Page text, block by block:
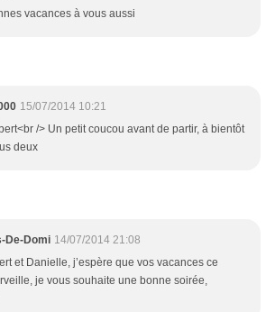
vacances à vous aussi
15/07/2014 10:21
/> Un petit coucou avant de partir, à bientôt
deux
De-Domi 14/07/2014 21:08
et Danielle, j’espère que vos vacances ce
je vous souhaite une bonne soirée,